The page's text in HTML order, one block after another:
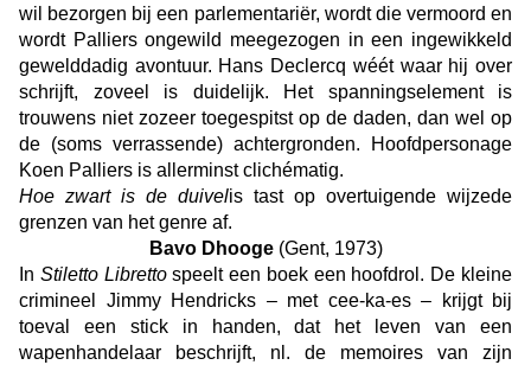
wil bezorgen bij een parlementariër, wordt die vermoord en
wordt Palliers ongewild meegezogen in een ingewikkeld
gewelddadig avontuur. Hans Declercq wéét waar hij over
schrijft, zoveel is duidelijk. Het spanningselement is
trouwens niet zozeer toegespitst op de daden, dan wel op
de (soms verrassende) achtergronden. Hoofdpersonage
Koen Palliers is allerminst clichématig.
Hoe zwart is de duivelis tast op overtuigende wijzede
grenzen van het genre af.
Bavo Dhooge (Gent, 1973)
In Stiletto Libretto speelt een boek een hoofdrol. De kleine
crimineel Jimmy Hendricks – met cee-ka-es – krijgt bij
toeval een stick in handen, dat het leven van een
wapenhandelaar beschrijft, nl. de memoires van zijn